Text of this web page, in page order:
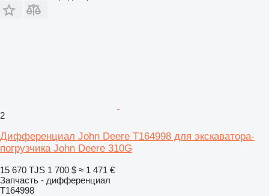
2
Дифференциал John Deere T164998 для экскаватора-
погрузчика John Deere 310G
15 670 TJS 1 700 $ ≈ 1 471 €
Запчасть - дифференциал
T164998